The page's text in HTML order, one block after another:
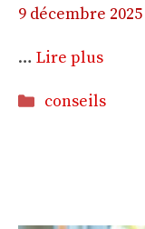
9 décembre 2025
… Lire plus
Catégories
conseils